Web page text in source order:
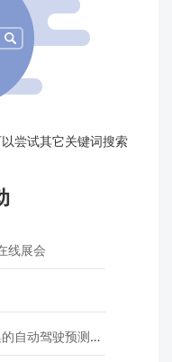
尝试其它关键词搜索
线展会
驶预测模型挑战赛